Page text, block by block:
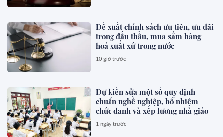
Đề xuất chính sách ưu tiên, ưu đãi
trong đấu thầu, mua sắm hàng
hoá xuất xứ trong nước
10 giờ trước
Dự kiến sửa một số quy định
chuẩn nghề nghiệp, bổ nhiệm
chức danh và xếp lương nhà giáo
1 ngày trước